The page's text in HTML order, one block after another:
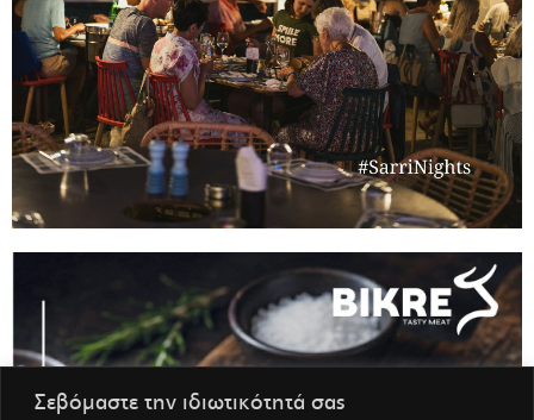
Σεβόμαστε την ιδιωτικότητά σας